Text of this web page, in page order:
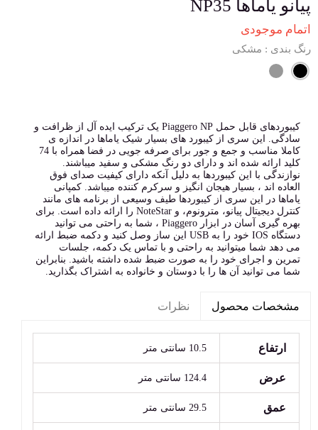
پیانو یاماها NP35
اتمام موجودی
رنگ بندی : مشکی
کیبوردهای قابل حمل Piaggero NP یک ترکیب ایده آل از ظرافت و
سادگی. این سری از کیبورد های بسیار شیک یاماها در اندازه ی
کاملا مناسب و جمع و جور برای صرفه جویی در فضا همراه با 74
کلید ارائه شده اند و دارای دو رنگ مشکی و سفید میباشند.
نوازندگی با این کیبوردها به دلیل آنکه دارای کیفیت صدای فوق
العاده اند ، بسیار هیجان انگیز و سرکرم کننده میباشد. کمپانی
یاماها در این سری از کیبوردها طیف وسیعی از برنامه های مانند
کنترل دیجیتال پیانو، مترونوم، و NoteStar را ارائه داده است. برای
بهره گیری آسان در ابزار Piaggero ، شما به راحتی می توانید
دستگاه IOS خود را به USB این ساز وصل کنید و دکمه ضبط ارائه
می دهد شما میتوانید به راحتی و با تماس یک دکمه، جلسات
تمرین و اجرای خود را به صورت ضبط شده داشته باشید. بنابراین
شما می توانید آن ها را با دوستان و خانواده به اشتراک بگذارید.
مشخصات محصول نظرات
ارتفاع 10.5 سانتی متر
عرض 124.4 سانتی متر
عمق 29.5 سانتی متر